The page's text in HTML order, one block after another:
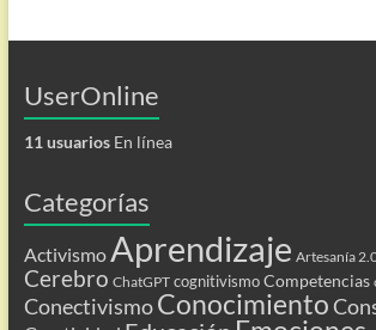
UserOnline
11 usuariosEn línea
Categorías
Activismo Aprendizaje Artesanía
Cerebro ChatGPT cognitivismo Competencias
ConectivismoConocimiento